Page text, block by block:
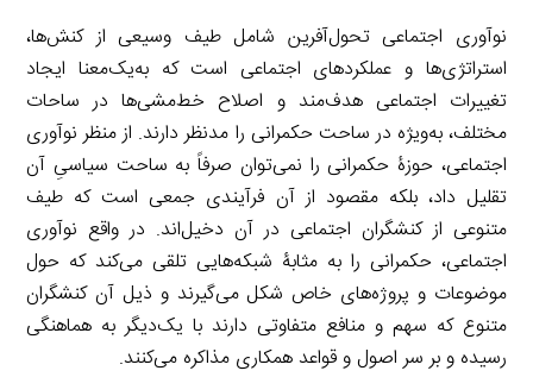
نوآوری اجتماعی تحول‌آفرین شامل طیف وسیعی از کنش‌ها،
استراتژی‌ها و عملکردهای اجتماعی است که به‌یک‌معنا ایجاد
تغییرات اجتماعی هدف‌مند و اصلاح خط‌مشی‌ها در ساحات
مختلف، به‌ویژه در ساحت حکمرانی را مدنظر دارند. از منظر نوآوری
اجتماعی، حوزۀ حکمرانی را نمی‌توان صرفاً به ساحت سیاسیِ آن
تقلیل داد، بلکه مقصود از آن فرآیندی جمعی است که طیف
متنوعی از کنشگران اجتماعی در آن دخیل‌اند. در واقع نوآوری
اجتماعی، حکمرانی را به مثابۀ شبکه‌هایی تلقی می‌کند که حول
موضوعات و پروژه‌های خاص شکل می‌گیرند و ذیل آن کنشگران
متنوع که سهم و منافع متفاوتی دارند با یک‌دیگر به هماهنگی
رسیده و بر سر اصول و قواعد همکاری مذاکره می‌کنند.